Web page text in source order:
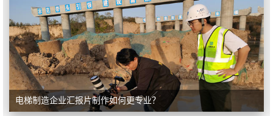
电梯制造企业汇报片制作如何更专业？